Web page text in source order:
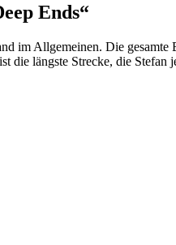
Ends“
im Allgemeinen. Die
längste Strecke, die